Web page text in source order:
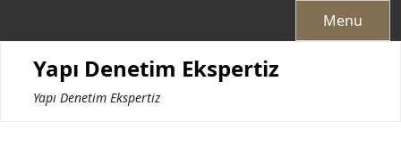
Menu
Yapı Denetim Ekspertiz
Yapı Denetim Ekspertiz